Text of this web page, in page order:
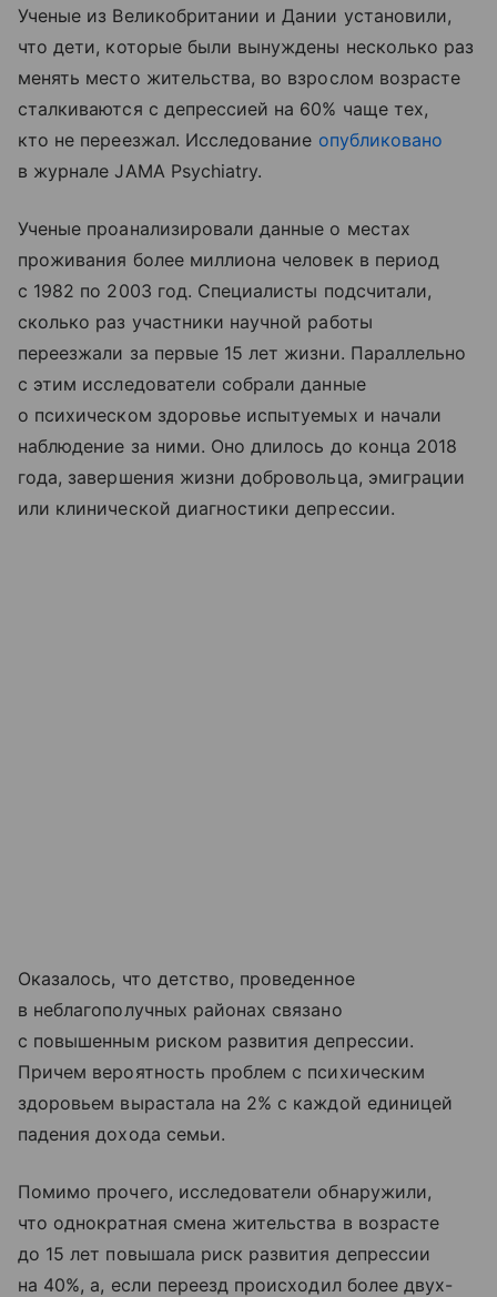
Ученые из Великобритании и Дании установили,
что дети, которые были вынуждены несколько раз
менять место жительства, во взрослом возрасте
сталкиваются с депрессией на 60% чаще тех,
кто не переезжал. Исследование опубликовано
в журнале JAMA Psychiatry.
Ученые проанализировали данные о местах
проживания более миллиона человек в период
с 1982 по 2003 год. Специалисты подсчитали,
сколько раз участники научной работы
переезжали за первые 15 лет жизни. Параллельно
с этим исследователи собрали данные
о психическом здоровье испытуемых и начали
наблюдение за ними. Оно длилось до конца 2018
года, завершения жизни добровольца, эмиграции
или клинической диагностики депрессии.
Оказалось, что детство, проведенное
в неблагополучных районах связано
с повышенным риском развития депрессии.
Причем вероятность проблем с психическим
здоровьем вырастала на 2% с каждой единицей
падения дохода семьи.
Помимо прочего, исследователи обнаружили,
что однократная смена жительства в возрасте
до 15 лет повышала риск развития депрессии
на 40%, а, если переезд происходил более двух-